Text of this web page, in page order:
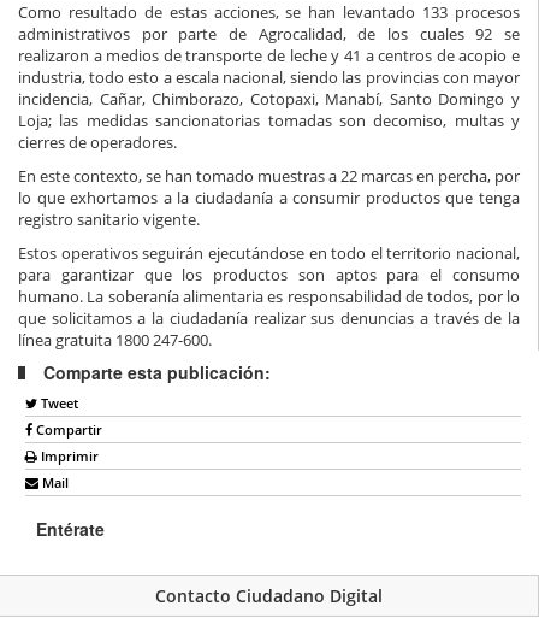
Como resultado de estas acciones, se han levantado 133 procesos
administrativos por parte de Agrocalidad, de los cuales 92 se
realizaron a medios de transporte de leche y 41 a centros de acopio e
industria, todo esto a escala nacional, siendo las provincias con mayor
incidencia, Cañar, Chimborazo, Cotopaxi, Manabí, Santo Domingo y
Loja; las medidas sancionatorias tomadas son decomiso, multas y
cierres de operadores.
En este contexto, se han tomado muestras a 22 marcas en percha, por
lo que exhortamos a la ciudadanía a consumir productos que tenga
registro sanitario vigente.
Estos operativos seguirán ejecutándose en todo el territorio nacional,
para garantizar que los productos son aptos para el consumo
humano. La soberanía alimentaria es responsabilidad de todos, por lo
que solicitamos a la ciudadanía realizar sus denuncias a través de la
línea gratuita 1800 247-600.
Comparte esta publicación:
Tweet
Compartir
Imprimir
Mail
Entérate
Contacto Ciudadano Digital